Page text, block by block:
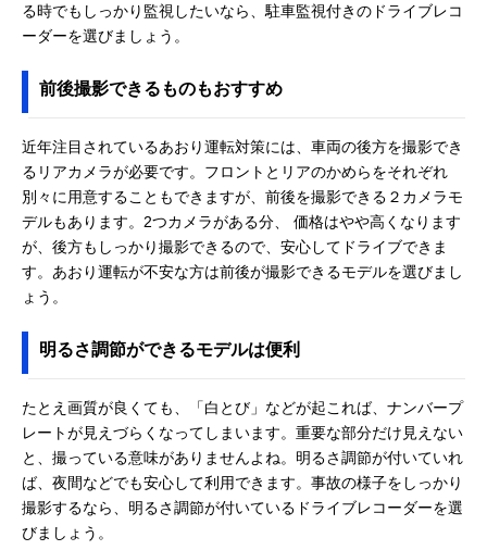
る時でもしっかり監視したいなら、駐車監視付きのドライブレコ
ーダーを選びましょう。
前後撮影できるものもおすすめ
近年注目されているあおり運転対策には、車両の後方を撮影でき
るリアカメラが必要です。フロントとリアのかめらをそれぞれ
別々に用意することもできますが、前後を撮影できる２カメラモ
デルもあります。2つカメラがある分、 価格はやや高くなります
が、後方もしっかり撮影できるので、安心してドライブできま
す。あおり運転が不安な方は前後が撮影できるモデルを選びまし
ょう。
明るさ調節ができるモデルは便利
たとえ画質が良くても、「白とび」などが起これば、ナンバープ
レートが見えづらくなってしまいます。重要な部分だけ見えない
と、撮っている意味がありませんよね。明るさ調節が付いていれ
ば、夜間などでも安心して利用できます。事故の様子をしっかり
撮影するなら、明るさ調節が付いているドライブレコーダーを選
びましょう。